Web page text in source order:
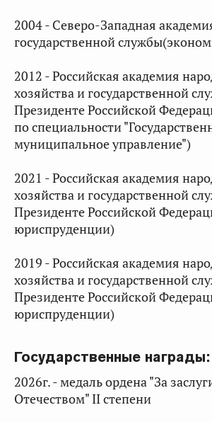
2004 - Северо-Западная
государственной
2012 - Российская академия
хозяйства и государственной
Президенте Российской
по специальности
муниципальное управление")
2021 - Российская академия
хозяйства и государственной
Президенте Российской
юриспруденции)
2019 - Российская академия
хозяйства и государственной
Президенте Российской
юриспруденции)
Государственные награды:
2026г. - медаль ордена "За
Отечеством" II степени